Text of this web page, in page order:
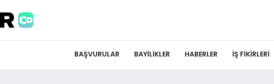
BAŞVURULAR BAYILIKLER HABERLER İŞ FIKIRLERI